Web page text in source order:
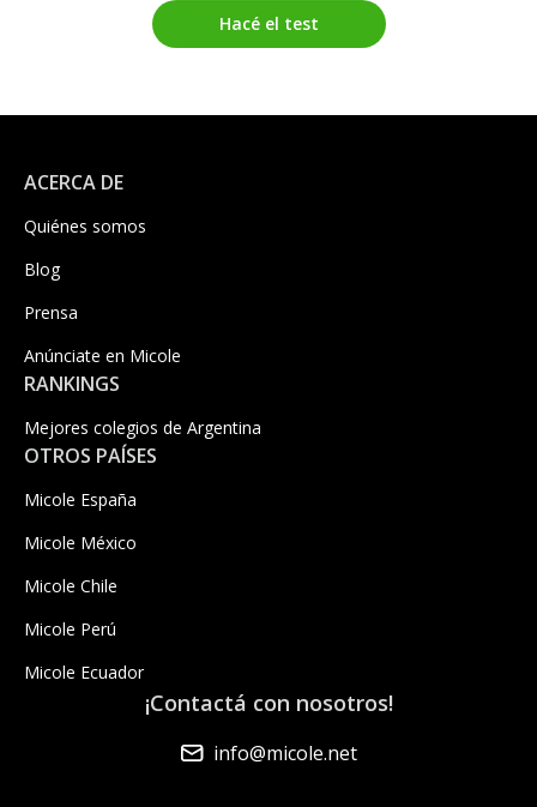
Hacé el test
ACERCA DE
Quiénes somos
Blog
Prensa
Anúnciate en Micole
RANKINGS
Mejores colegios de Argentina
OTROS PAÍSES
Micole España
Micole México
Micole Chile
Micole Perú
Micole Ecuador
¡Contactá con nosotros!
info@micole.net